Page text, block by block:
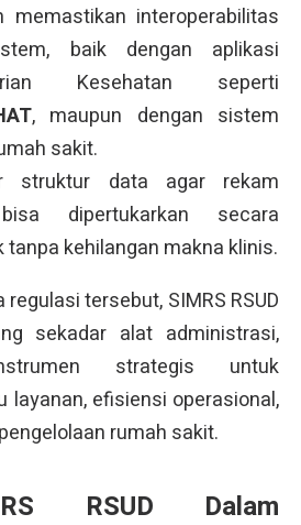
memastikan interoperabilitas
baik dengan aplikasi
Kesehatan seperti
, maupun dengan sistem
sakit.
struktur data agar rekam
dipertukarkan secara
tanpa kehilangan makna klinis.
tersebut, SIMRS RSUD
sekadar alat administrasi,
strategis untuk
layanan, efisiensi operasional,
rumah sakit.
RSUD Dalam